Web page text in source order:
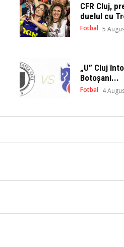
CFR Cluj,
duelul cu
Fotbal 5
„U” Cluj
Botoșani...
Fotbal 4